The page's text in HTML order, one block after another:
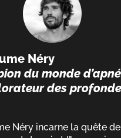
Néry
du monde
des
Néry incarne la quête de